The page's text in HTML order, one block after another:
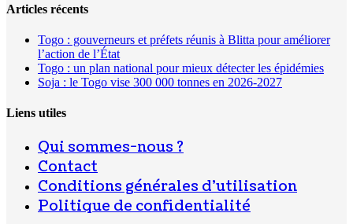
Articles récents
Togo : gouverneurs et préfets réunis à Blitta pour améliorer
l’action de l’État
Togo : un plan national pour mieux détecter les épidémies
Soja : le Togo vise 300 000 tonnes en 2026-2027
Liens utiles
Qui sommes-nous ?
Contact
Conditions générales d’utilisation
Politique de confidentialité